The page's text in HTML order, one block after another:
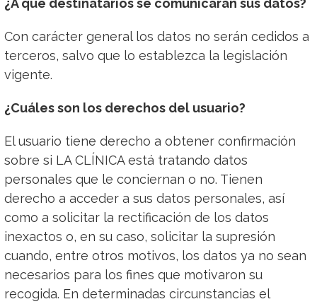
¿A qué destinatarios se comunicarán sus datos?
Con carácter general los datos no serán cedidos a
terceros, salvo que lo establezca la legislación
vigente.
¿Cuáles son los derechos del usuario?
El usuario tiene derecho a obtener confirmación
sobre si LA CLÍNICA está tratando datos
personales que le conciernan o no. Tienen
derecho a acceder a sus datos personales, así
como a solicitar la rectificación de los datos
inexactos o, en su caso, solicitar la supresión
cuando, entre otros motivos, los datos ya no sean
necesarios para los fines que motivaron su
recogida. En determinadas circunstancias el